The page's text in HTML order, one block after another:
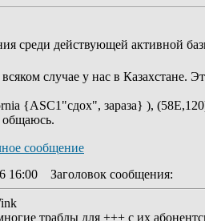
среди действующей активной
случае у нас в Казахстане.
{ASC1"сдох", зараза} ),
общаюсь.
16:00 Заголовок сообщения:
траблы для +++ с их